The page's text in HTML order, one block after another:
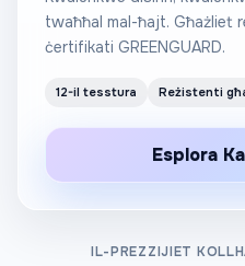
twaħħal mal-ħajt. Għażliet
ċertifikati GREENGUARD.
12-il tesstura Reżistenti
Esplora
IL-PREZZIJIET